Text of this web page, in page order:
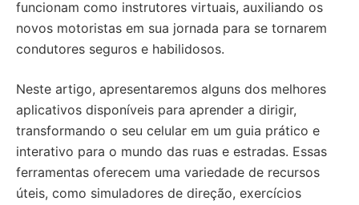
funcionam como instrutores virtuais, auxiliando os
novos motoristas em sua jornada para se tornarem
condutores seguros e habilidosos.
Neste artigo, apresentaremos alguns dos melhores
aplicativos disponíveis para aprender a dirigir,
transformando o seu celular em um guia prático e
interativo para o mundo das ruas e estradas. Essas
ferramentas oferecem uma variedade de recursos
úteis, como simuladores de direção, exercícios